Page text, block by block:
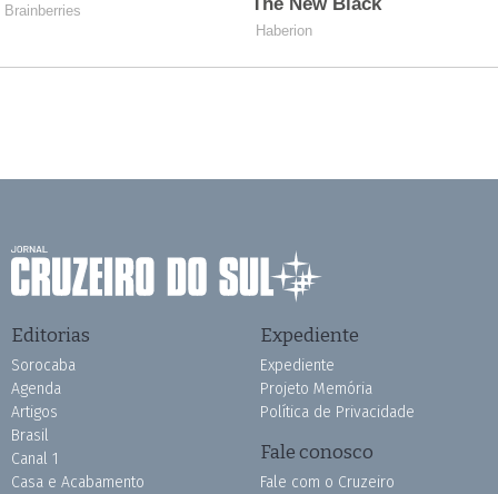
Editorias
Sorocaba
Agenda
Artigos
Brasil
Canal 1
Casa e Acabamento
Expediente
Expediente
Projeto Memória
Política de Privacidade
Fale conosco
Fale com o Cruzeiro